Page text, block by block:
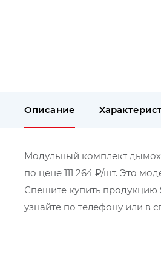
Описание
Модульный комплект
по цене 111 264 ₽/шт. Это
Спешите купить
узнайте по телефону или в